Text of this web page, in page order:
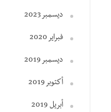
ديسمبر 2023
فبراير 2020
ديسمبر 2019
أكتوبر 2019
أبريل 2019